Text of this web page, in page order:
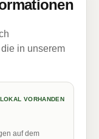
in unserem
LOKAL VORHANDEN
auf dem